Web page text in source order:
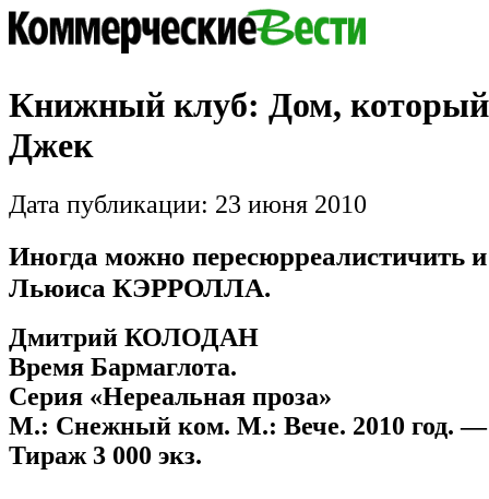
Книжный клуб: Дом, который
Джек
Дата публикации: 23 июня 2010
Иногда можно пересюрреалистичить
Льюиса КЭРРОЛЛА.
Дмитрий КОЛОДАН
Время Бармаглота.
Серия «Нереальная проза»
М.: Снежный ком. М.: Вече. 2010 год. —
Тираж 3 000 экз.